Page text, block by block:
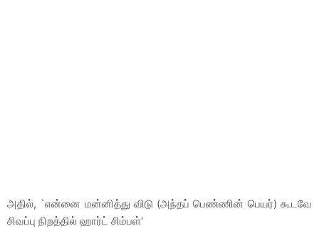
அதில், `என்னை மன்னித்து விடு (அந்தப் பெண்ணின் பெயர்) கூடவே
சிவப்பு நிறத்தில் ஹார்ட் சிம்பள்'